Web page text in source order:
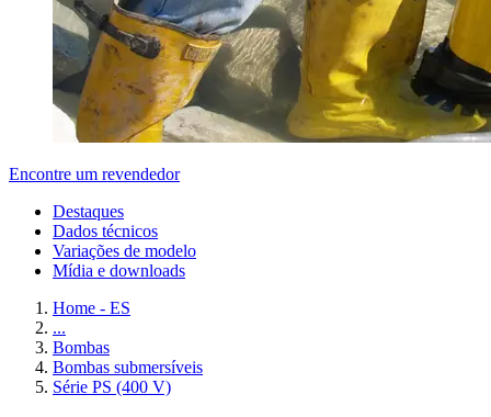
Encontre um revendedor
Destaques
Dados técnicos
Variações de modelo
Mídia e downloads
Home - ES
...
Bombas
Bombas submersíveis
Série PS (400 V)